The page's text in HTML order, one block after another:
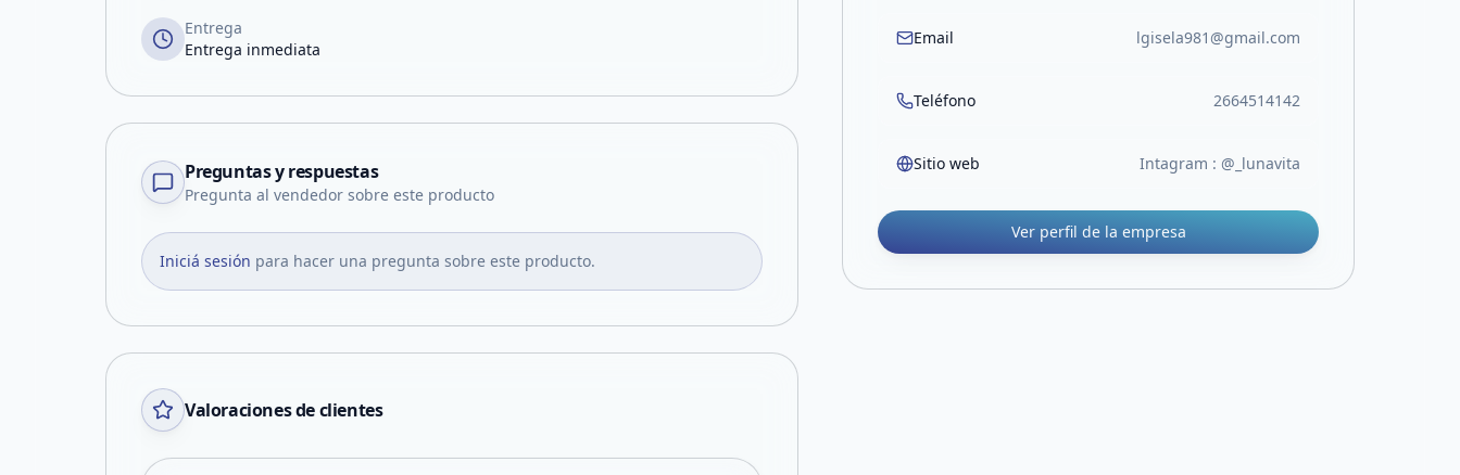
Entrega
Entrega inmediata
Preguntas y respuestas
Pregunta al vendedor sobre este producto
Iniciá sesión para hacer una pregunta sobre este producto.
Valoraciones de clientes
Email lgisela981@gmail.com
Teléfono 2664514142
Sitio web Intagram : @_lunavita
Ver perfil de la empresa